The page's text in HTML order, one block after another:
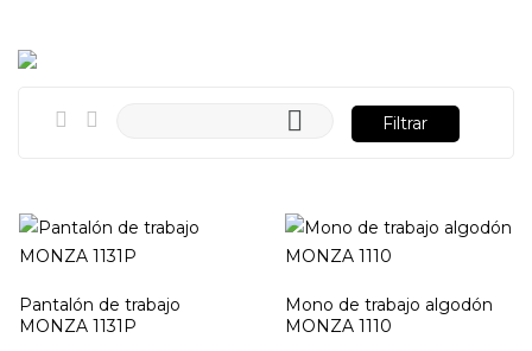
 Filtrar
Pantalón de trabajo
MONZA 1131P
Mono de trabajo algodón
MONZA 1110